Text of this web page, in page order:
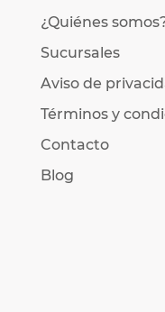
¿Quiénes
Sucursales
Aviso de
Términos y
Contacto
Blog